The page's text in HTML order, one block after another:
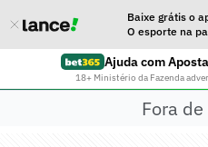
Baixe grátis o
O esporte na
Ajuda com
18+ Ministério da Fazenda
Fora